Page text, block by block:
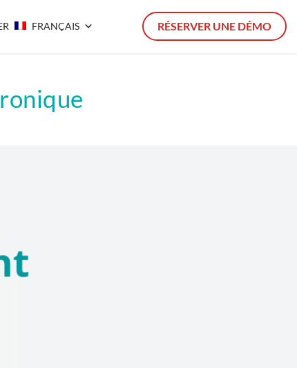
RÉSERVER UNE DÉMO
FRANÇAIS